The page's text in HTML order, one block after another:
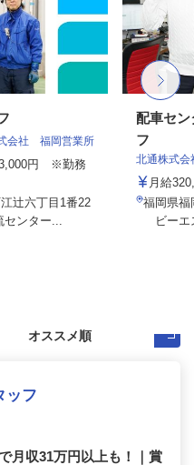
会社 福岡営業所
円 ※勤務
辻六丁目1番22
ンター...
配車セン
フ
北通株式会
月給
福岡県福
ビーエ
ッフ
月収31万円以上も！｜賞